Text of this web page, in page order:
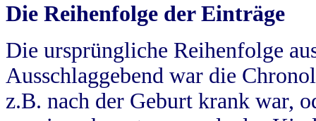
Die Reihenfolge der Einträge
Die ursprüngliche Reihenfolge
Ausschlaggebend war die
z.B. nach der Geburt krank war,